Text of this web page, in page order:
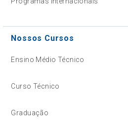
Nossos Cursos
Ensino Médio Técnico
Curso Técnico
Graduação